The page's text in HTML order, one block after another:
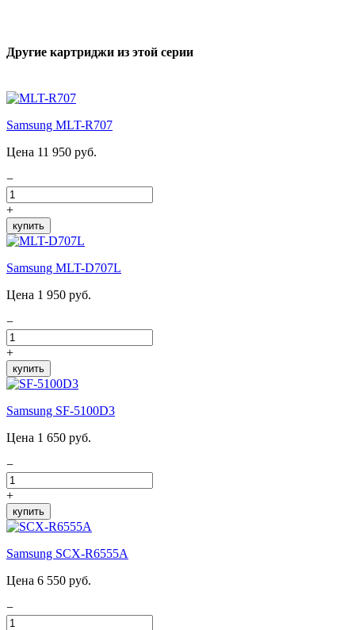
Другие картриджи из этой серии
Samsung MLT-R707
Цена 11 950 руб.
−
+
купить
Samsung MLT-D707L
Цена 1 950 руб.
−
+
купить
Samsung SF-5100D3
Цена 1 650 руб.
−
+
купить
Samsung SCX-R6555A
Цена 6 550 руб.
−